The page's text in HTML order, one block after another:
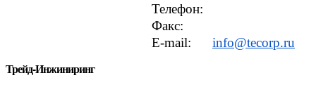
Телефон:
Факс:
E-mail:
info@tecorp.ru
Трейд-Инжиниринг